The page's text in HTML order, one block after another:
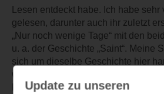
Lesen entdeckt habe. Ich habe
gelesen, darunter auch ihr zuletzt
„Nur noch wenige Tage“ mit den
u. a. der Geschichte „Saint“. Meine
sich um dieselbe Geschichte hier
war es auch so. Da ich die
Kurzform gelesen hatte, war der
Update zu unseren